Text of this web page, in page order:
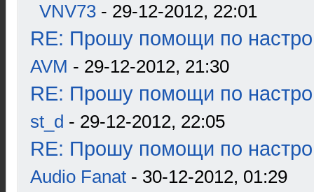
VNV73 - 29-12-2012, 22:01
RE: Прошу помощи по
AVM - 29-12-2012, 21:30
RE: Прошу помощи по
st_d - 29-12-2012, 22:05
RE: Прошу помощи по
Audio Fanat - 30-12-2012, 01:29